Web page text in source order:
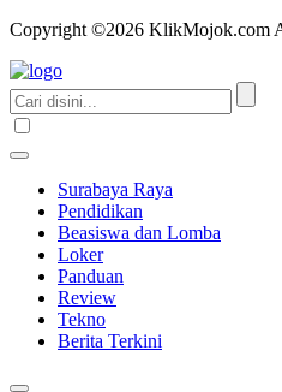
Copyright ©2026 KlikMojok.com
Surabaya Raya
Pendidikan
Beasiswa dan Lomba
Loker
Panduan
Review
Tekno
Berita Terkini